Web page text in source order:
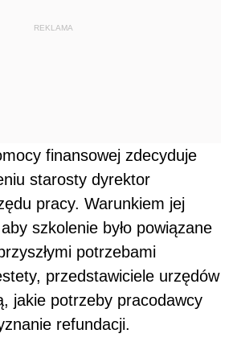
REKLAMA
finansowej zdecyduje
starosty dyrektor
pracy. Warunkiem jej
szkolenie było powiązane
potrzebami
przedstawiciele urzędów
jakie potrzeby pracodawcy
refundacji.